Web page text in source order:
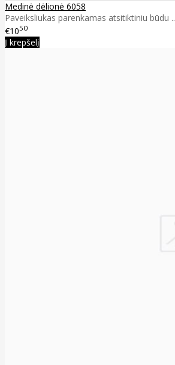
Medinė dėlionė 6058
Paveiksliukas parenkamas atsitiktiniu būdu ..
€1050
Į krepšelį